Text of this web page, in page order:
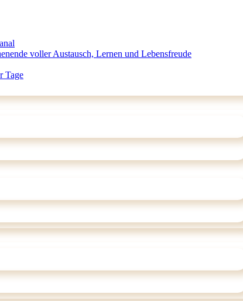
voller Austausch, Lernen und Lebensfreude
Tage